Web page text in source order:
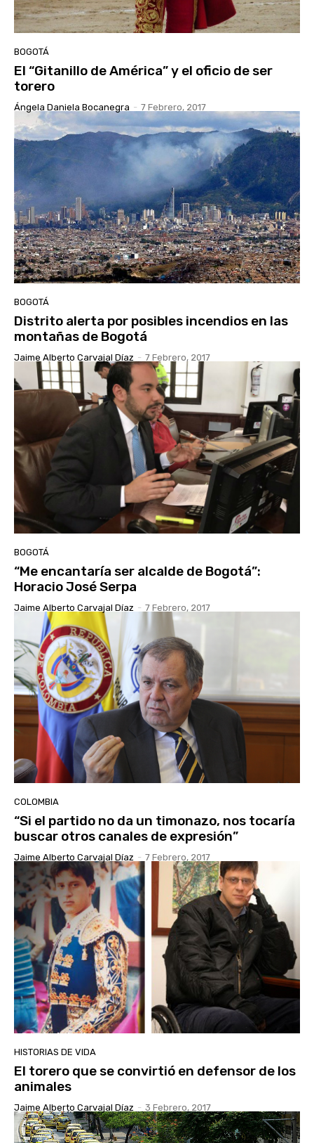
BOGOTÁ
El “Gitanillo de América” y el oficio de ser
torero
Ángela Daniela Bocanegra - 7 Febrero, 2017
BOGOTÁ
Distrito alerta por posibles incendios en las
montañas de Bogotá
Jaime Alberto Carvajal Díaz - 7 Febrero, 2017
BOGOTÁ
“Me encantaría ser alcalde de Bogotá”:
Horacio José Serpa
Jaime Alberto Carvajal Díaz - 7 Febrero, 2017
COLOMBIA
“Si el partido no da un timonazo, nos tocaría
buscar otros canales de expresión”
Jaime Alberto Carvajal Díaz - 7 Febrero, 2017
HISTORIAS DE VIDA
El torero que se convirtió en defensor de los
animales
Jaime Alberto Carvajal Díaz - 3 Febrero, 2017